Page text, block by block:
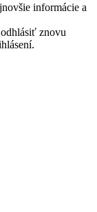
informácie a
znovu